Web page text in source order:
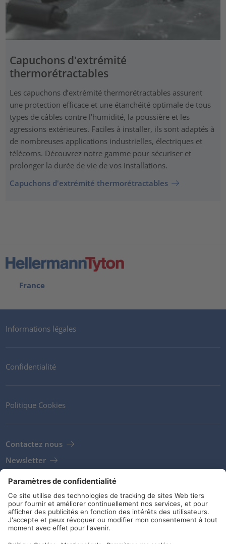
Capuchons d'extrémité
thermorétractables
Les capuchons d’extrémité thermorétractables assurent
une protection efficace et une étanchéité optimale de tous
types de câbles contre l’humidité, la poussière et les
agressions extérieures. Faciles à installer, ils sont adaptés à
de nombreuses applications industrielles, électriques et
télécoms. Découvrez notre gamme pour sécuriser et
prolonger la durée de vie de vos installations.
Capuchons d'extrémité thermorétractables
France
Informations légales
Confidentialité
Politique Cookies
Contactez nous
Newsletter
Clients
Fournisseurs
Conditions de stockage